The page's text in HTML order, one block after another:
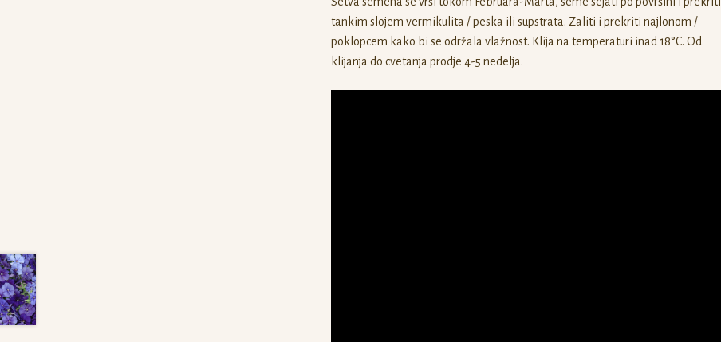
tankim slojem vermikulita / peska ili supstrata. Zaliti i prekriti najlonom /
poklopcem kako bi se održala vlažnost. Klija na temperaturi inad 18°C. Od
klijanja do cvetanja prodje 4-5 nedelja.